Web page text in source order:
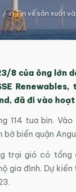
/ inTin về sản xuất
8 của ông lớn
đã đi vào
114 tua bin.
bờ biển quận
trại gió có tổng
gia đình. Dự